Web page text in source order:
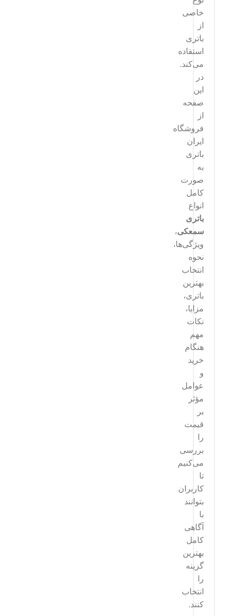
خاصی
از
باتری
استفاده
می‌کند.
در
این
صفحه
از
فروشگاه
ایران
باتری
به
صورت
کامل
انواع
باتری
سمعکی،
ویژگی‌ها،
نحوه
انتخاب
بهترین
باتری،
مزایا،
نکات
مهم
هنگام
خرید
و
عوامل
مؤثر
بر
قیمت
را
بررسی
می‌کنیم
تا
کاربران
بتوانند
با
آگاهی
کامل
بهترین
گزینه
را
انتخاب
کنند.